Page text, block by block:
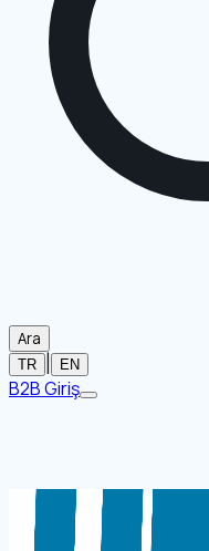
Ara
TR EN
B2B Giriş
Ana Sayfa / Markalar
Makineleri
UBER FM